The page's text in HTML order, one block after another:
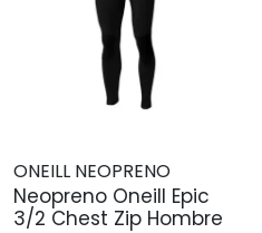
ONEILL NEOPRENO
Neopreno Oneill Epic
3/2 Chest Zip Hombre